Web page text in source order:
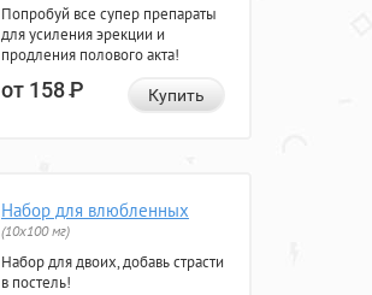
Попробуй все супер препараты
для усиления эрекции и
продления полового акта!
от 158Р Купить
Набор для влюбленных
(10х100 мг)
Набор для двоих, добавь страсти
в постель!